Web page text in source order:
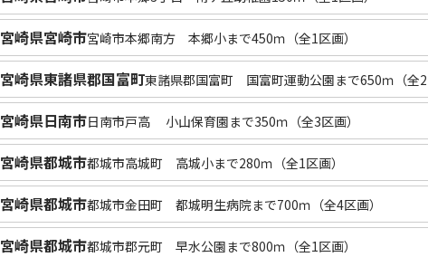
宮崎県宮崎市宮崎市本郷南方 本郷小まで450ｍ（全1区画）
宮崎県東諸県郡国富町東諸県郡国富町 国富町運動公園まで650ｍ（全
宮崎県日南市日南市戸高 小山保育園まで350ｍ（全3区画）
宮崎県都城市都城市高城町 高城小まで280ｍ（全1区画）
宮崎県都城市都城市金田町 都城明生病院まで700ｍ（全4区画）
宮崎県都城市都城市郡元町 早水公園まで800ｍ（全1区画）